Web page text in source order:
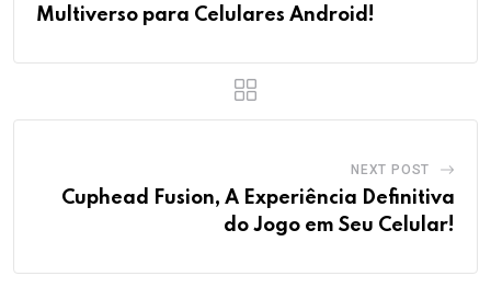
Multiverso para Celulares Android!
NEXT POST
Cuphead Fusion, A Experiência Definitiva
do Jogo em Seu Celular!